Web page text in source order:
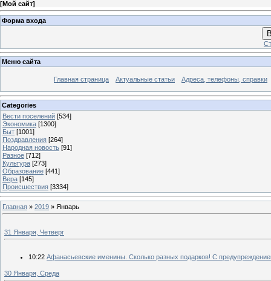
[Мой сайт]
Форма входа
Меню сайта
Главная страница Актуальные статьи Адреса, телефоны, справки
Categories
Вести поселений [534]
Экономика [1300]
Быт [1001]
Поздравления [264]
Народная новость [91]
Разное [712]
Культура [273]
Образование [441]
Вера [145]
Происшествия [3334]
Главная » 2019 » Январь
31 Января, Четверг
10:22 Афанасьевские именины. Сколько разных подарков! С
30 Января, Среда